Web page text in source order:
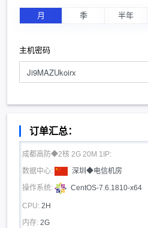
月 季 半年
主机密码
订单汇总：
成都高防◆2核 2G 20M 1IP:
数据中心:
深圳◆电信机房
操作系统: CentOS-7.6.1810-x64
CPU: 2H
内存: 2G